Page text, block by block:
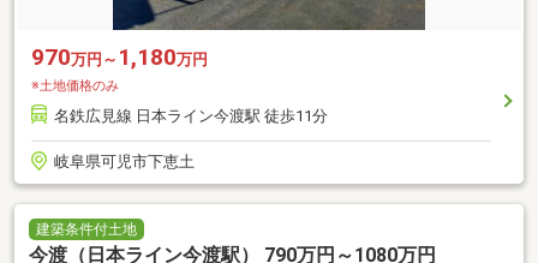
970万円～ 1,180万円
※土地価格のみ
名鉄広見線 日本ライン今渡駅 徒歩11分
岐阜県可児市下恵土
建築条件付土地
今渡（日本ライン今渡駅） 790万円～1080万円